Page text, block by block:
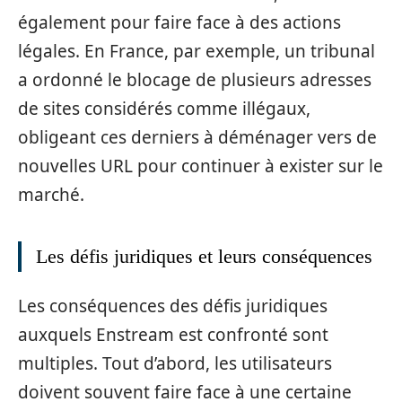
également pour faire face à des actions
légales. En France, par exemple, un tribunal
a ordonné le blocage de plusieurs adresses
de sites considérés comme illégaux,
obligeant ces derniers à déménager vers de
nouvelles URL pour continuer à exister sur le
marché.
Les défis juridiques et leurs conséquences
Les conséquences des défis juridiques
auxquels Enstream est confronté sont
multiples. Tout d’abord, les utilisateurs
doivent souvent faire face à une certaine